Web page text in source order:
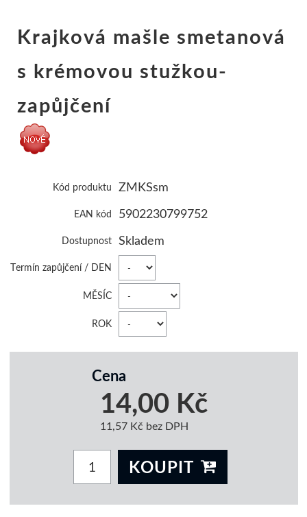
Krajková mašle smetanová
s krémovou stužkou-
zapůjčení
Kód produktu ZMKSsm
EAN kód 5902230799752
Dostupnost Skladem
Termín zapůjčení / DEN
MĚSÍC
ROK
Cena
14,00 Kč
11,57 Kč bez DPH
KOUPIT